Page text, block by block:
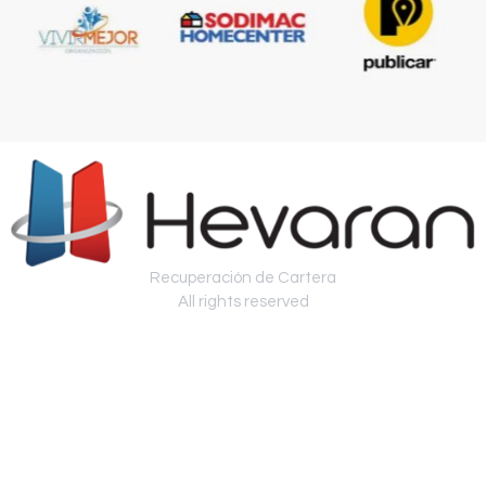
Recuperación de Cartera
All rights reserved